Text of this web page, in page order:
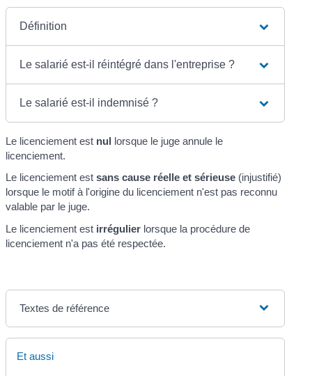
Définition
Le salarié est-il réintégré dans l'entreprise ?
Le salarié est-il indemnisé ?
Le licenciement est nul lorsque le juge annule le
licenciement.
Le licenciement estsans cause réelle et sérieuse (injustifié)
lorsque le motif à l'origine du licenciement n'est pas reconnu
valable par le juge.
Le licenciement est irrégulier lorsque la procédure de
licenciement n'a pas été respectée.
Textes de référence
Et aussi